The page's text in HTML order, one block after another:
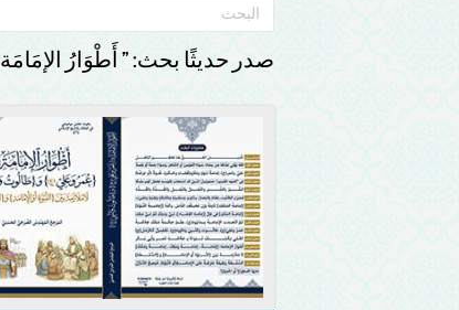
صدر حديثًا بحث: ” أَطْوَارُ الإمَامَة